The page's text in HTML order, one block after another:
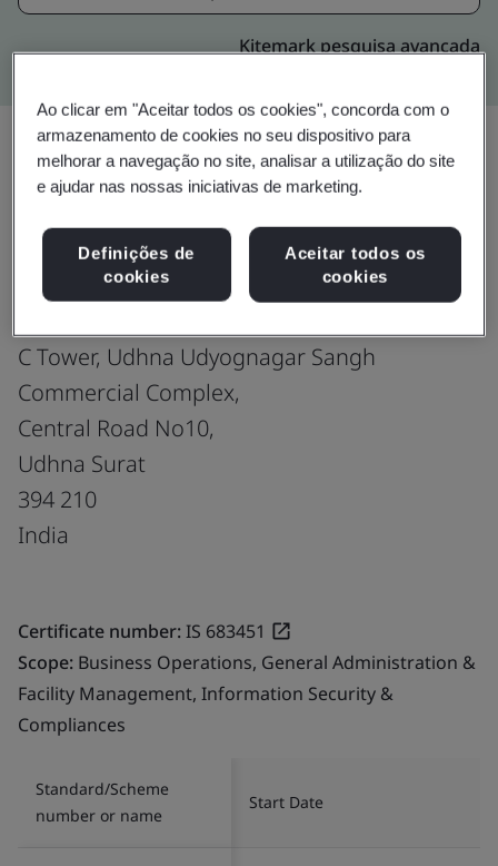
Kitemark pesquisa avançada
Compartilhar:
NJ Capital Private Limited
C Tower, Udhna Udyognagar Sangh
Commercial Complex,
Central Road No10,
Udhna Surat
394 210
India
Certificate number:IS 683451
Scope: Business Operations, General Administration &
Facility Management, Information Security &
Compliances
Standard/Scheme
number or name
Start Date
Ao clicar em "Aceitar todos os cookies", concorda com o
armazenamento de cookies no seu dispositivo para
melhorar a navegação no site, analisar a utilização do site
e ajudar nas nossas iniciativas de marketing.
Definições de
cookies
Aceitar todos os
cookies